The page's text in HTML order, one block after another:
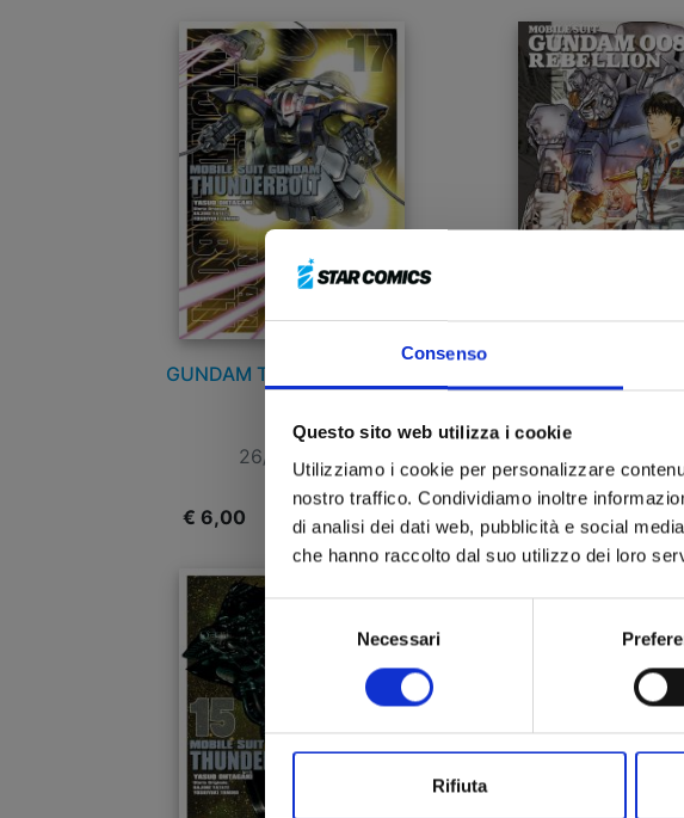
Consenso
Questo sito web utilizza i cookie
Utilizziamo i cookie per personalizzare
nostro traffico. Condividiamo inoltre
di analisi dei dati web, pubblicità e social
che hanno raccolto dal suo utilizzo dei loro
consenso
Necessari
Rifiuta
GUNDAM THUNDERBOLT n.
17
26/10/2022
€ 6,00
0083 -
€ 5,50